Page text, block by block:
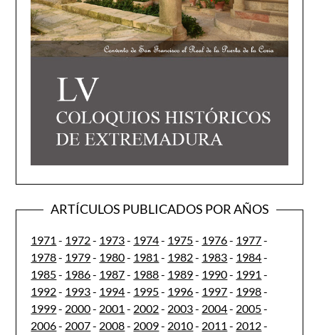
ARTÍCULOS PUBLICADOS POR AÑOS
1971 - 1972- 1973- 1974- 1975- 1976- 1977-
1978- 1979- 1980- 1981 - 1982- 1983- 1984-
1985- 1986- 1987- 1988- 1989- 1990- 1991 -
1992- 1993- 1994- 1995- 1996- 1997- 1998-
1999- 2000- 2001 - 2002- 2003- 2004- 2005-
2006- 2007- 2008- 2009- 2010- 2011 - 2012-